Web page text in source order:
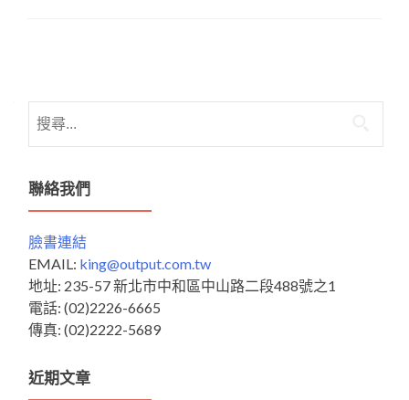
navigation
尋
鍵
字:
聯絡我們
臉書連結
EMAIL: king@output.com.tw
地址: 235-57 新北市中和區中山路二段488號之1
電話: (02)2226-6665
傳真: (02)2222-5689
近期文章